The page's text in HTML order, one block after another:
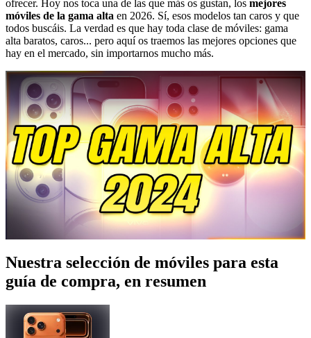
ofrecer. Hoy nos toca una de las que más os gustan, los mejores
móviles de la gama alta en 2026. Sí, esos modelos tan caros y que
todos buscáis. La verdad es que hay toda clase de móviles: gama
alta baratos, caros... pero aquí os traemos las mejores opciones que
hay en el mercado, sin importarnos mucho más.
Nuestra selección de móviles para esta
guía de compra, en resumen